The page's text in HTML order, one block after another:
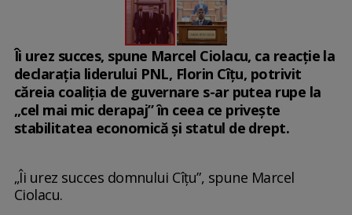
Îi urez succes, spune Marcel Ciolacu, ca reacție la
declarația liderului PNL, Florin Cîțu, potrivit
căreia coaliția de guvernare s-ar putea rupe la
„cel mai mic derapaj” în ceea ce priveşte
stabilitatea economică şi statul de drept.
„Îi urez succes domnului Cîțu”, spune Marcel
Ciolacu.